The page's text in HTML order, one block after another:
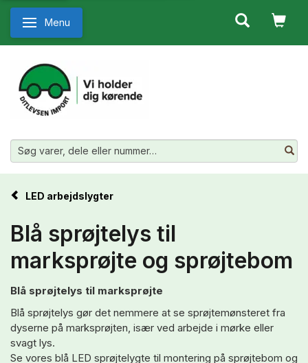
Skifte navigation
Menu
LED arbejdslygter
Blå sprøjtelys til
marksprøjte og sprøjtebom
Blå sprøjtelys til marksprøjte
Blå sprøjtelys gør det nemmere at se sprøjtemønsteret fra
dyserne på marksprøjten, især ved arbejde i mørke eller
svagt lys.
Se vores blå LED sprøjtelygte til montering på sprøjtebom og